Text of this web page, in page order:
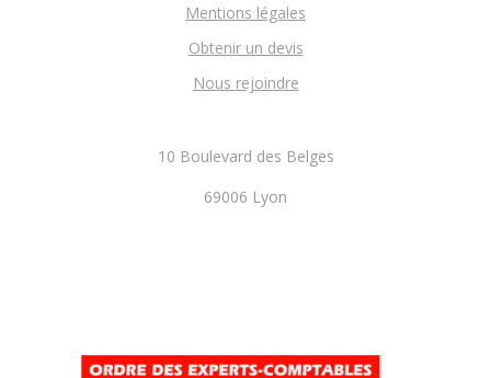
Mentions légales
Obtenir un devis
Nous rejoindre
10 Boulevard des Belges
69006 Lyon